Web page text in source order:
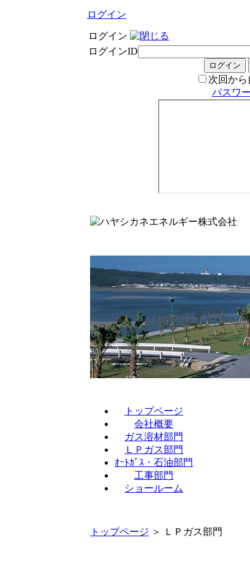
ログイン
ログイン
ログインID
次回か
パスワ
トップページ
会社概要
ガス溶材部門
ＬＰガス部門
ｵｰﾄｶﾞｽ・石油部門
工事部門
ショールーム
トップページ ＞ ＬＰガス部門